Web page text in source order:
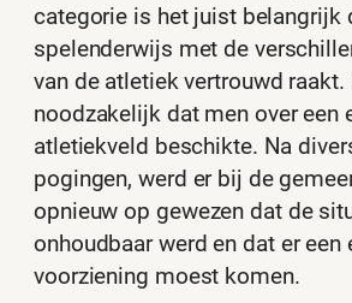
categorie is het juist belangrijk
spelenderwijs met de
van de atletiek vertrouwd raakt.
noodzakelijk dat men over een
atletiekveld beschikte. Na
pogingen, werd er bij de
opnieuw op gewezen dat de
onhoudbaar werd en dat er een
voorziening moest komen.